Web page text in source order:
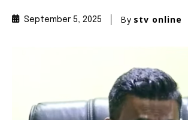
September 5, 2025 By stv online